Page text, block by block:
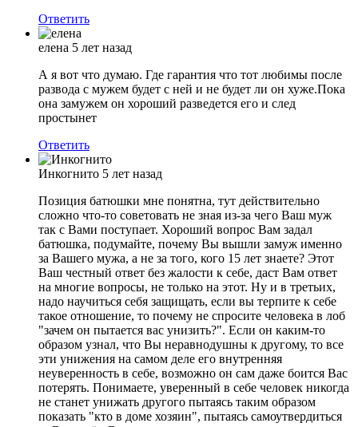
Ответить
елена 5 лет назад
А я вот что думаю. Где гарантия что тот любимы после
развода с мужем будет с ней и не будет ли он хуже.Пока
она замужем он хороший разведется его и след
простынет
Ответить
Инкогнито 5 лет назад
Позиция батюшки мне понятна, тут действительно
сложно что-то советовать не зная из-за чего Ваш муж
так с Вами поступает. Хороший вопрос Вам задал
батюшка, подумайте, почему Вы вышли замуж именно
за Вашего мужа, а не за того, кого 15 лет знаете? Этот
Ваш честный ответ без жалости к себе, даст Вам ответ
на многие вопросы, не только на этот. Ну и в третьих,
надо научиться себя защищать, если вы терпите к себе
такое отношение, то почему не спросите человека в лоб
"зачем он пытается вас унизить?". Если он каким-то
образом узнал, что Вы неравнодушны к другому, то все
эти унижения на самом деле его внутренняя
неуверенность в себе, возможно он сам даже боится Вас
потерять. Понимаете, уверенный в себе человек никогда
не станет унижать другого пытаясь таким образом
показать "кто в доме хозяин", пытаясь самоутвердиться